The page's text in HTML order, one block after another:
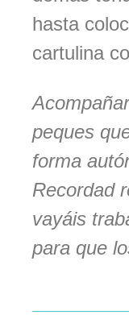
hasta
cartulina
peques
forma
Recordad
vayáis
para que